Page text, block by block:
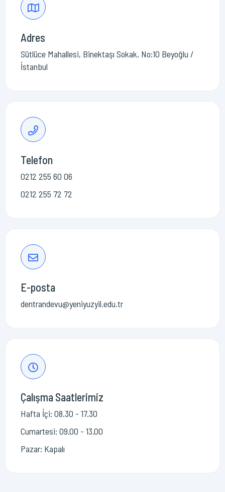
Adres
Sütlüce Mahallesi, Binektaşı Sokak, No:10 Beyoğlu /
İstanbul
Telefon
0212 255 60 06
0212 255 72 72
E-posta
dentrandevu@yeniyuzyil.edu.tr
Çalışma Saatlerimiz
Hafta İçi: 08.30 - 17.30
Cumartesi: 09.00 - 13.00
Pazar: Kapalı